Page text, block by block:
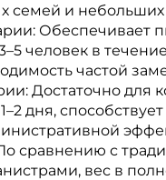
семей и
Обеспечивает
человек в
частой
Достаточно для
дня, способствует
сравнению с
вес в